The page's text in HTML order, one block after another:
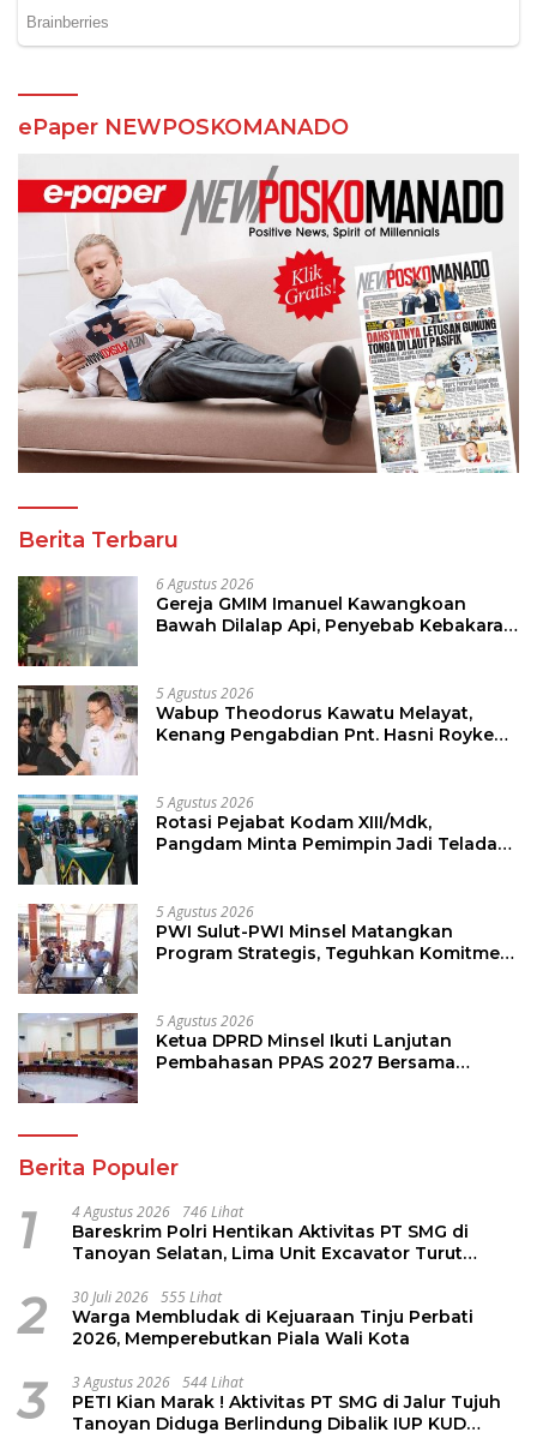
ePaper NEWPOSKOMANADO
Berita Terbaru
6 Agustus 2026
Gereja GMIM Imanuel Kawangkoan
Bawah Dilalap Api, Penyebab Kebakaran
5 Agustus 2026
Wabup Theodorus Kawatu Melayat,
Kenang Pengabdian Pnt. Hasni Royke
5 Agustus 2026
Rotasi Pejabat Kodam XIII/Mdk,
Pangdam Minta Pemimpin Jadi Teladan
5 Agustus 2026
PWI Sulut-PWI Minsel Matangkan
Program Strategis, Teguhkan Komitmen
5 Agustus 2026
Ketua DPRD Minsel Ikuti Lanjutan
Pembahasan PPAS 2027 Bersama
Berita Populer
1 4 Agustus 2026 746 Lihat
Bareskrim Polri Hentikan Aktivitas PT SMG di
Tanoyan Selatan, Lima Unit Excavator Turut
2 30 Juli 2026 555 Lihat
Warga Membludak di Kejuaraan Tinju Perbati
2026, Memperebutkan Piala Wali Kota
3 3 Agustus 2026 544 Lihat
PETI Kian Marak ! Aktivitas PT SMG di Jalur Tujuh
Tanoyan Diduga Berlindung Dibalik IUP KUD